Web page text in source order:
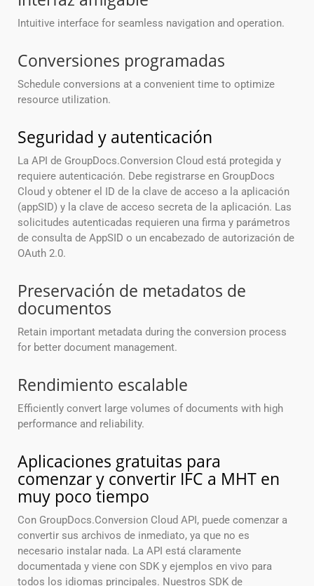
Intuitive interface for seamless navigation and operation.
Conversiones programadas
Schedule conversions at a convenient time to optimize
resource utilization.
Seguridad y autenticación
La API de GroupDocs.Conversion Cloud está protegida y
requiere autenticación. Debe registrarse en GroupDocs
Cloud y obtener el ID de la clave de acceso a la aplicación
(appSID) y la clave de acceso secreta de la aplicación. Las
solicitudes autenticadas requieren una firma y parámetros
de consulta de AppSID o un encabezado de autorización de
OAuth 2.0.
Preservación de metadatos de
documentos
Retain important metadata during the conversion process
for better document management.
Rendimiento escalable
Efficiently convert large volumes of documents with high
performance and reliability.
Aplicaciones gratuitas para
comenzar y convertir IFC a MHT en
muy poco tiempo
Con GroupDocs.Conversion Cloud API, puede comenzar a
convertir sus archivos de inmediato, ya que no es
necesario instalar nada. La API está claramente
documentada y viene con SDK y ejemplos en vivo para
todos los idiomas principales. Nuestros SDK de